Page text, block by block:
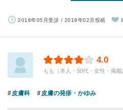
2018年05月受診 / 2019年02月投稿
4.0
もも（本人・50代・女性・掲載
皮膚科 皮膚の発疹・かゆみ